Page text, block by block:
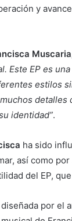
y
Muscaria
Este EP es
estilos
muchos
identidad”.
ha sido
así como
del EP,
por el